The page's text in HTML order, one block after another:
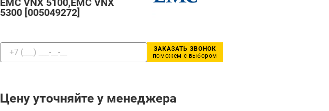
EMC VNX 5100,EMC VNX
5300 [005049272]
ЗАКАЗАТЬ ЗВОНОК
поможем с выбором
Цену уточняйте у менеджера